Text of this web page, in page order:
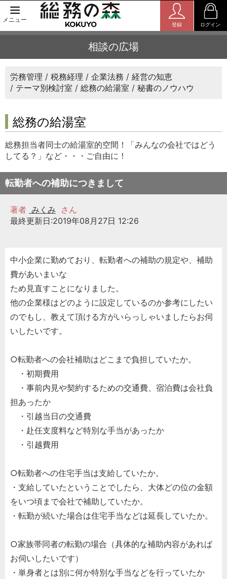
メニュー
登録 ログイン
相談の広場
労務管理 税務経理 企業法務
経営の知恵
テーマ別検討室
総務の給湯室 秘書のノウハウ
総務の給湯室
総務担当者同士の給湯室的空間！「みんなの会社ではどう
してる？」など・・・ご自由に！
転勤者への補助につきまして
著者 みくみ
さん
最終更新日:2019年08月27日 12:26
中小企業に勤めており、転勤者への補助の規定や、補助
費があいまいな
ため見直すことになりました。
他の企業様はどのように設定しているのか参考にしたい
のでもし、教えて頂ける方がいらっしゃいましたらお伺
いしたいです。
○転勤者への会社補助はどこまで負担していたか。
・初期費用
・事前内見や契約するための交通費、宿泊費は会社負
担あったか
・引越当日の交通費
・赴任支度料など特別な手当があったか
・引越費用
○転勤者への住宅手当は支給していたか。
・支給していたということでしたら、大体どの位の金額
をいつ頃まで会社で補助していたか。
・転勤が続いた場合は住宅手当などは延長していたか。
○家族帯同者の転勤の場合（具体的な補助内容があれば
お伺いしたいです）
・単身者とは別に何か特別な手当などを行っていたか